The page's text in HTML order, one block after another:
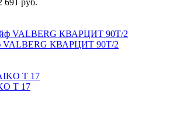
VALBERG КВАРЦИТ 90Т/2
Т 17